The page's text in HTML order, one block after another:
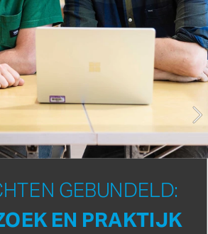
GEBUNDELD:
EN PRAKTIJK